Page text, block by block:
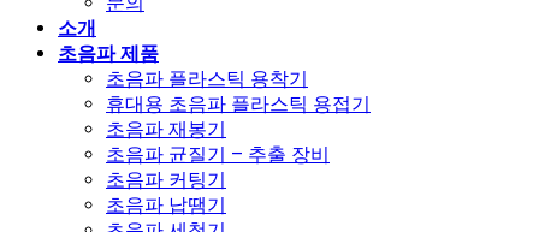
소개
초음파 제품
초음파 플라스틱 용착기
휴대용 초음파 플라스틱 용접기
초음파 재봉기
초음파 균질기 – 추출 장비
초음파 커팅기
초음파 납땜기